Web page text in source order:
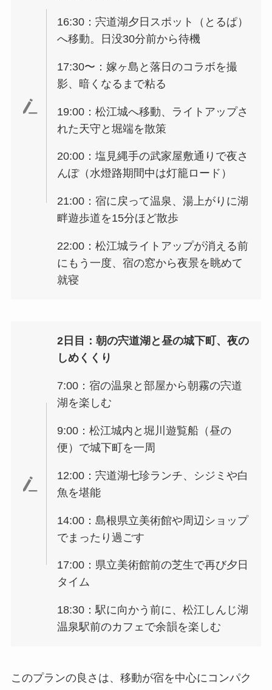
16:30：宍道湖夕日スポット（とるぱ）
へ移動。日没30分前から待機
17:30〜：嫁ヶ島と落日のコラボを撮
影、暗くなるまで粘る
19:00：松江城へ移動、ライトアップさ
れた天守と堀端を散策
20:00：塩見縄手の武家屋敷通りで夜さ
んぽ（水燈路期間中は灯籠ロード）
21:00：宿に戻って温泉、湯上がりに湖
畔遊歩道を15分ほど散歩
22:00：松江城ライトアップが消える前
にもう一度、宿の窓から夜景を眺めて
就寝
2日目：朝の宍道湖と昼の城下町、夜の
しめくくり
7:00：宿の温泉と部屋から朝霧の宍道
湖を楽しむ
9:00：松江城内と堀川遊覧船（昼の
便）で城下町を一周
12:00：宍道湖七珍ランチ、シジミや白
魚を堪能
14:00：島根県立美術館や周辺ショップ
でまったり過ごす
17:00：県立美術館前の芝生で再び夕日
タイム
18:30：駅に向かう前に、松江しんじ湖
温泉駅前のカフェで余韻を楽しむ
このプランの良さは、移動が宿を中心にコンパク